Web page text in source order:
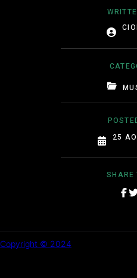
25
SHARE
Copyright © 2024